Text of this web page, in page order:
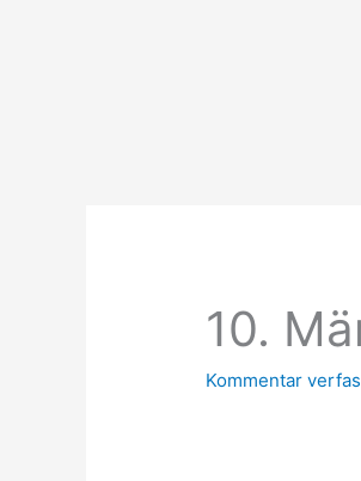
10.
Kommentar